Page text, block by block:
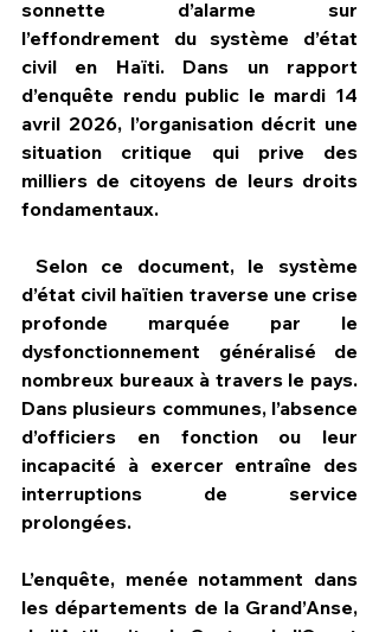
HPN Live
sonnette d’alarme sur
l’effondrement du système d’état
civil en Haïti. Dans un rapport
d’enquête rendu public le mardi 14
avril 2026, l’organisation décrit une
situation critique qui prive des
milliers de citoyens de leurs droits
fondamentaux.
d’état civil haïtien traverse une crise
profonde marquée par le
dysfonctionnement généralisé de
nombreux bureaux à travers le pays.
Dans plusieurs communes, l’absence
d’officiers en fonction ou leur
incapacité à exercer entraîne des
interruptions de service
prolongées.
L’enquête, menée notamment dans
les départements de la Grand’Anse,